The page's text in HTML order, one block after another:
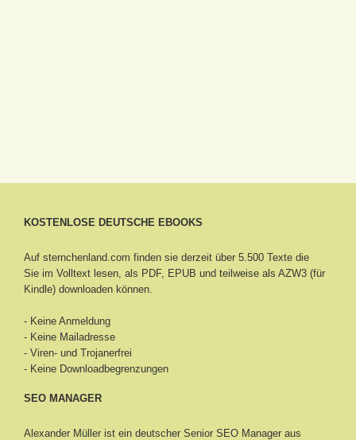
KOSTENLOSE DEUTSCHE EBOOKS
Auf sternchenland.com finden sie derzeit über 5.500 Texte die
Sie im Volltext lesen, als PDF, EPUB und teilweise als AZW3 (für
Kindle) downloaden können.
- Keine Anmeldung
- Keine Mailadresse
- Viren- und Trojanerfrei
- Keine Downloadbegrenzungen
SEO MANAGER
Alexander Müller ist ein deutscher Senior SEO Manager aus